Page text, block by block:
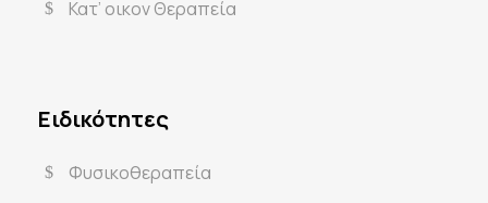
Κατ’ οικον Θεραπεία
Ειδικότητες
Φυσικοθεραπεία